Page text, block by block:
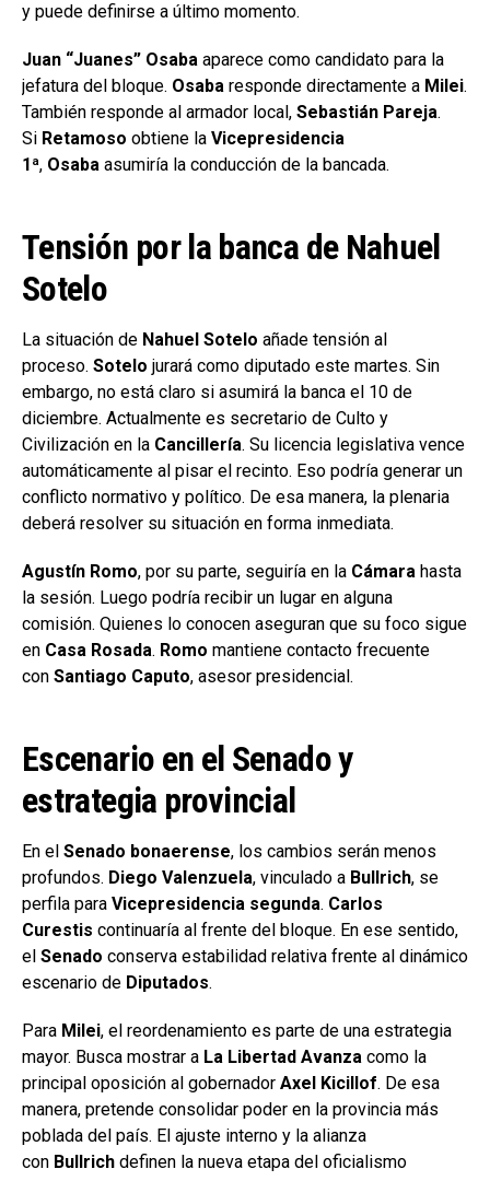
y puede definirse a último momento.
Juan “Juanes” Osaba aparece como candidato para la
jefatura del bloque. Osaba responde directamente a Milei.
También responde al armador local, Sebastián Pareja.
Si Retamoso obtiene la Vicepresidencia
1ª, Osaba asumiría la conducción de la bancada.
Tensión por la banca de Nahuel
Sotelo
La situación de Nahuel Sotelo añade tensión al
proceso. Sotelo jurará como diputado este martes. Sin
embargo, no está claro si asumirá la banca el 10 de
diciembre. Actualmente es secretario de Culto y
Civilización en la Cancillería. Su licencia legislativa vence
automáticamente al pisar el recinto. Eso podría generar un
conflicto normativo y político. De esa manera, la plenaria
deberá resolver su situación en forma inmediata.
Agustín Romo, por su parte, seguiría en la Cámara hasta
la sesión. Luego podría recibir un lugar en alguna
comisión. Quienes lo conocen aseguran que su foco sigue
en Casa Rosada. Romo mantiene contacto frecuente
con Santiago Caputo, asesor presidencial.
Escenario en el Senado y
estrategia provincial
En el Senado bonaerense, los cambios serán menos
profundos. Diego Valenzuela, vinculado a Bullrich, se
perfila para Vicepresidencia segunda. Carlos
Curestis continuaría al frente del bloque. En ese sentido,
el Senado conserva estabilidad relativa frente al dinámico
escenario de Diputados.
Para Milei, el reordenamiento es parte de una estrategia
mayor. Busca mostrar a La Libertad Avanza como la
principal oposición al gobernador Axel Kicillof. De esa
manera, pretende consolidar poder en la provincia más
poblada del país. El ajuste interno y la alianza
con Bullrich definen la nueva etapa del oficialismo